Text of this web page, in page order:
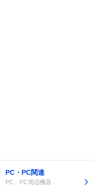
PC・PC関連
PC、PC周辺機器